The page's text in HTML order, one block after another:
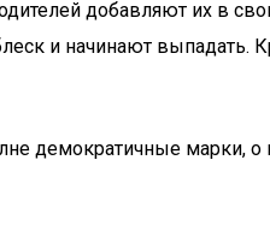
добавляют их в
и начинают выпадать.
демократичные марки,